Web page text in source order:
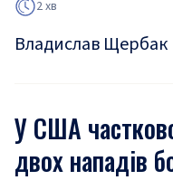
2 хв
Владислав Щербак
У США
двох нападів